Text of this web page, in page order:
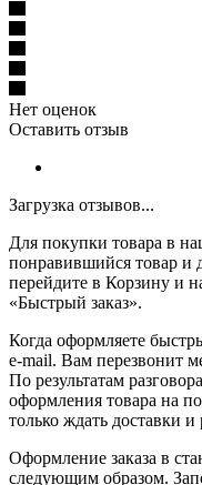
Нет оценок
Оставить отзыв
Загрузка отзывов...
Для покупки товара в
понравившийся товар и
перейдите в Корзину и
«Быстрый заказ».
Когда оформляете
e-mail. Вам перезвонит
По результатам
оформления товара на
только ждать доставки
Оформление заказа в
следующим образом.